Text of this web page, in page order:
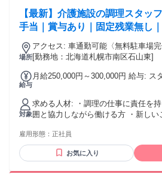
【最新】介護施設の調理スタッ
手当｜賞与あり｜固定残業無し｜
場所
アクセス: 車通勤可能〈無料駐車場
[勤務地：北海道札幌市南区石山東]
給与
月給250,000円～300,000円 給与: スタートは25万円からで
（昇給例） ・厨房責任者 月給27.5万円 ・エリアマネージャ
ー 月給31万円
対象
求める人材: ・調理の仕事に責任を持って取り組める方 ・周
囲と協力しながら働ける方 ・新し
雇用形態： 正社員
お気に入り